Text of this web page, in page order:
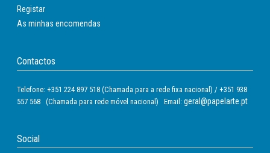
Registar
As minhas encomendas
Contactos
Telefone: +351 224 897 518 (Chamada para a rede fixa nacional) / +351 938
557 568 (Chamada para rede móvel nacional) Email: geral@papelarte.pt
Social